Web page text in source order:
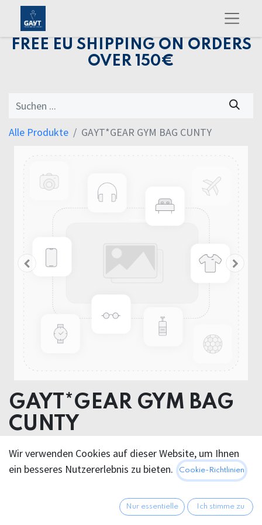
FREE EU SHIPPING ON ORDERS
OVER 150€
Alle Produkte GAYT*GEAR GYM BAG CUNTY
GAYT*GEAR GYM BAG
CUNTY
VYNIL
14,95€ Alle Preise inkl. MwSt.zzgl.
Wir verwenden Cookies auf dieser Website, um Ihnen
ein besseres Nutzererlebnis zu bieten.
Cookie-Richtlinien
Nur essentielle Ich stimme zu